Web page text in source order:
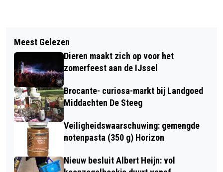
DORPSFEEST ELLECOM: ZEER
GESLAAGDE EN MUZIKALE DAG, EEN
PRACHTIG DORPSFEEST VOOR
IEDEREEN
LEGER DES HEILS HEEFT
COLLECTANTEN NODIG IN GEMEENTE
RHEDEN
Meest Gelezen
Dieren maakt zich op voor het
zomerfeest aan de IJssel
Brocante- curiosa-markt bij Landgoed
Middachten De Steeg
Veiligheidswaarschuwing: gemengde
notenpasta (350 g) Horizon
Nieuw besluit Albert Heijn: vol